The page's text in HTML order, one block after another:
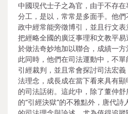
中國現代士子之為官，由于不存
分工，是以，常常是多面手。他
政中經常能旁徵博引，並且行文
把經略全國的廣泛事理和文教平
於做法奇妙地加以聯合，成績一
此同時，他們在司法運動中，不
引經裁判，並且常會探討司法宏義
法理念，成長成在當下看來具有
的司法話術。這此中，除了董仲
的“引經決獄”的不雅點外，唐代詩